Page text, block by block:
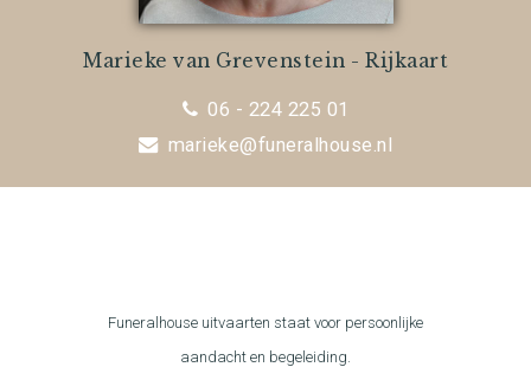
Marieke van Grevenstein - Rijkaart
06 - 224 225 01
marieke@funeralhouse.nl
Funeralhouse uitvaarten staat voor persoonlijke
aandacht en begeleiding.